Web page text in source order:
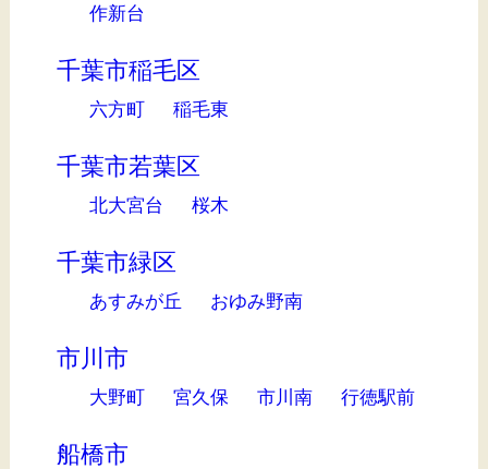
作新台
千葉市稲毛区
六方町 稲毛東
千葉市若葉区
北大宮台 桜木
千葉市緑区
あすみが丘 おゆみ野南
市川市
大野町 宮久保 市川南 行徳駅前
船橋市